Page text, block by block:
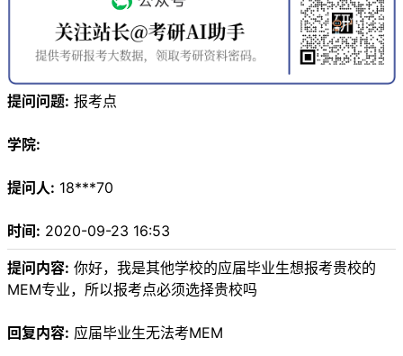
提问问题: 报考点
学院:
提问人: 18***70
时间: 2020-09-23 16:53
提问内容: 你好，我是其他学校的应届毕业生想报考贵校的
MEM专业，所以报考点必须选择贵校吗
回复内容: 应届毕业生无法考MEM